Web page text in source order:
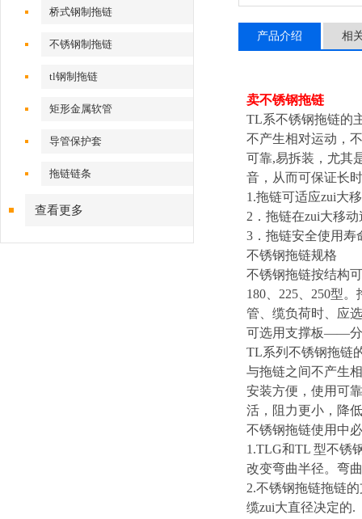
桥式钢制拖链
不锈钢制拖链
tl钢制拖链
矩形金属软管
导管保护套
拖链链条
查看更多
产品介绍 相
卖不锈钢拖链
TL系不锈钢拖链的
不产生相对运动，
可靠,易拆装，尤其
音，从而可保证长
1.拖链可适应zui大
2 ．拖链在zui大移
3 ．拖链安全使用
不锈钢拖链规格
不锈钢拖链按结构
180、225、250型
管、缆负荷时、应
可选用支撑板——分
TL系列不锈钢拖链
与拖链之间不产生
安装方便，使用可
活，阻力更小，降
不锈钢拖链使用中
1.TLG和TL 型不锈
改变弯曲半径。弯
2.不锈钢拖链拖链的
缆zui大直径决定的.